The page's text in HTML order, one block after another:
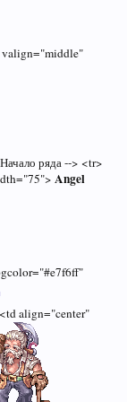
ряда --> <tr>
Angel
align="center"